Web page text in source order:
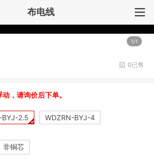
布电线
1/1
0已售
，请询价后下单。
BYJ-2.5 WDZRN-BYJ-4
非铜芯